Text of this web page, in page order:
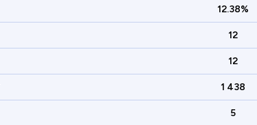
12.38%
12
12
1 438
5